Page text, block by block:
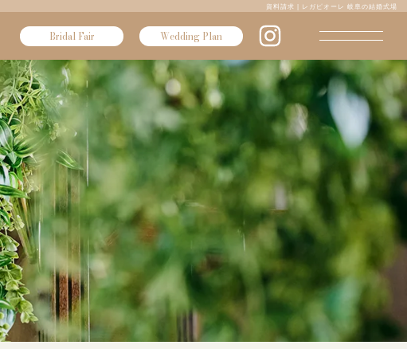
資料請求 | レガピオーレ 岐阜の結婚式場
Bridal Fair Wedding Plan